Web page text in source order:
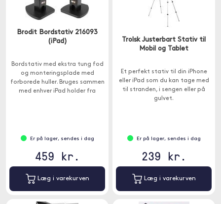
Brodit Bordstativ 216093
(iPad)
Bordstativ med ekstra tung fod
og monteringsplade med
forborede huller. Bruges sammen
med enhver iPad holder fra
Er på lager, sendes i dag
459 kr.
Læg i varekurven
Trolsk Justerbart Stativ til
Mobil og Tablet
Et perfekt stativ til din iPhone
eller iPad som du kan tage med
til stranden, i sengen eller på
gulvet.
Er på lager, sendes i dag
239 kr.
Læg i varekurven